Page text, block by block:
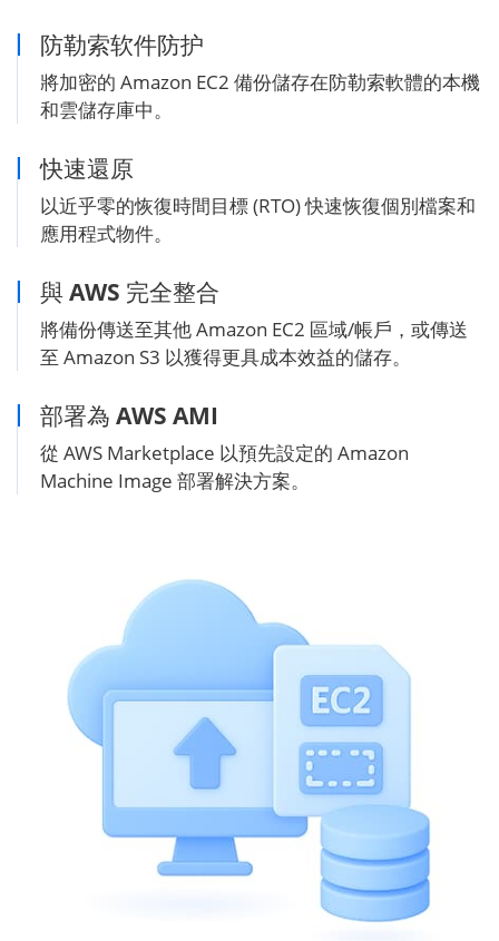
防勒索软件防护
將加密的 Amazon EC2 備份儲存在防勒索軟體的本機
和雲儲存庫中。
快速還原
以近乎零的恢復時間目標 (RTO) 快速恢復個別檔案和
應用程式物件。
與 AWS 完全整合
將備份傳送至其他 Amazon EC2 區域/帳戶，或傳送
至 Amazon S3 以獲得更具成本效益的儲存。
部署為 AWS AMI
從 AWS Marketplace 以預先設定的 Amazon
Machine Image 部署解決方案。